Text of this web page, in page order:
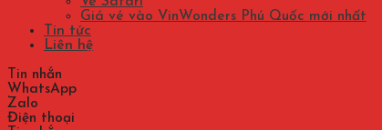
Giá vé vào VinWonders Phú Quốc mới nhất
Tin tức
Liên hệ
Tin nhắn
WhatsApp
Zalo
Điện thoại